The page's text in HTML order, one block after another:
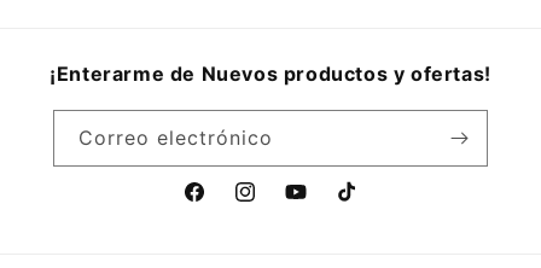
¡Enterarme de Nuevos productos y ofertas!
Correo electrónico
FacebookInstagramYouTubeTikTok